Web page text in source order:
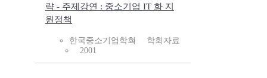
략 - 주제강연 : 중소기업 IT 화 지
원정책
한국중소기업학회
학회자료
2001